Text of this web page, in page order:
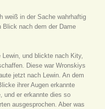
weiß in der Sache wahrhaftig
Blick nach dem der Dame
und blickte nach Kity,
Diese war Wronskiys
jetzt nach Lewin. An dem
ihrer Augen erkannte
und er erkannte dies so
ausgesprochen. Aber was